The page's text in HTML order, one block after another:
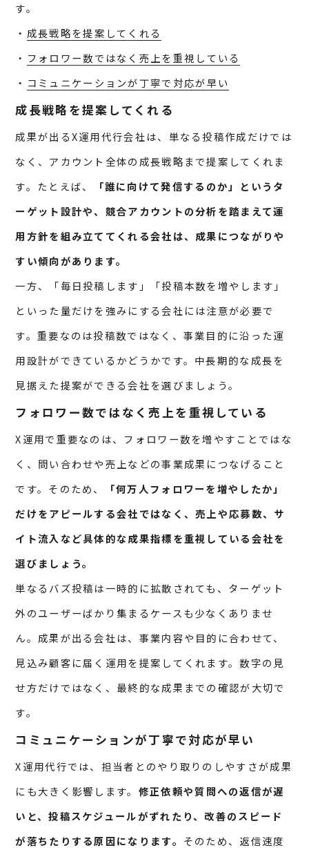
す。
・ 成長戦略を提案してくれる
・ フォロワー数ではなく売上を重視している
・ コミュニケーションが丁寧で対応が早い
成長戦略を提案してくれる
成果が出るX運用代行会社は、単なる投稿作成だけでは
なく、アカウント全体の成長戦略まで提案してくれま
す。たとえば、
「誰に向けて発信するのか」というタ
ーゲット設計や、競合アカウントの分析を踏まえて運
用方針を組み立ててくれる会社は、成果につながりや
すい傾向があります。
一方、「毎日投稿します」「投稿本数を増やします」
といった量だけを強みにする会社には注意が必要で
す。重要なのは投稿数ではなく、事業目的に沿った運
用設計ができているかどうかです。中長期的な成長を
見据えた提案ができる会社を選びましょう。
フォロワー数ではなく売上を重視している
X運用で重要なのは、フォロワー数を増やすことではな
く、問い合わせや売上などの事業成果につなげること
です。そのため、
「何万人フォロワーを増やしたか」
だけをアピールする会社ではなく、売上や応募数、サ
イト流入など具体的な成果指標を重視している会社を
選びましょう。
単なるバズ投稿は一時的に拡散されても、ターゲット
外のユーザーばかり集まるケースも少なくありませ
ん。成果が出る会社は、事業内容や目的に合わせて、
見込み顧客に届く運用を提案してくれます。数字の見
せ方だけではなく、最終的な成果までの確認が大切で
す。
コミュニケーションが丁寧で対応が早い
X運用代行では、担当者とのやり取りのしやすさが成果
にも大きく影響します。 修正依頼や質問への返信が遅
いと、投稿スケジュールがずれたり、改善のスピード
が落ちたりする原因になります。 そのため、返信速度